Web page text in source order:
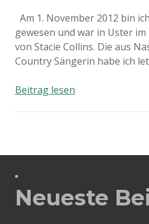
Am 1. November 2012 bin
gewesen und war in Uster im
von Stacie Collins. Die aus
Country Sängerin habe ich
Beitrag lesen
Neueste